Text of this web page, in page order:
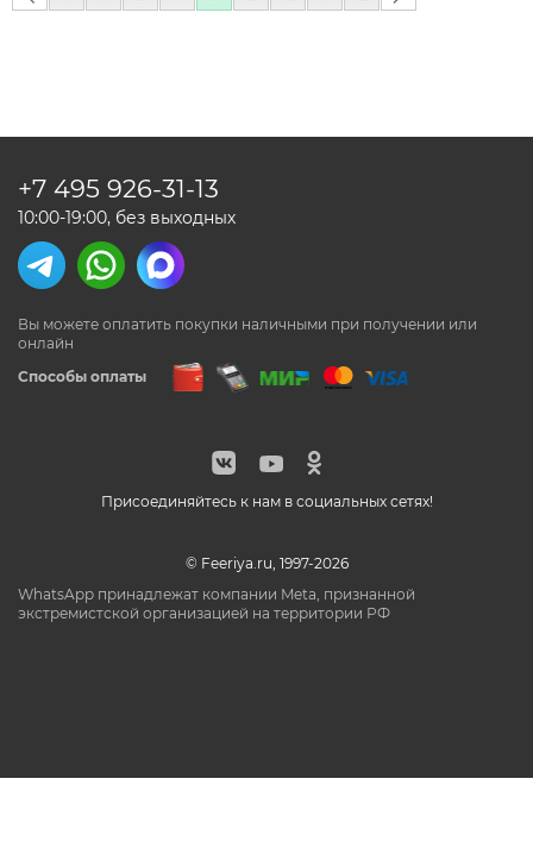
Присоединяйтесь к нам в социальных сетях!
© Feeriya.ru, 1997-2026
Способы оплаты
Вы можете оплатить покупки наличными при получении или
онлайн
+7 495 926-31-13
10:00-19:00, без выходных
WhatsApp принадлежат компании Meta, признанной
экстремистской организацией на территории РФ